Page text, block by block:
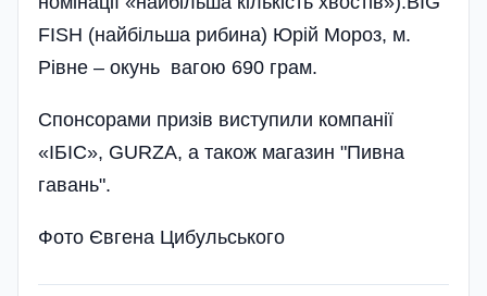
FISH (найбільша рибина) Юрій Мороз, м.
Рівне – окунь вагою 690 грам.
Спонсорами призів виступили компанії
«ІБІС», GURZA, а також магазин "Пивна
гавань".
Фото Євгена Цибульського